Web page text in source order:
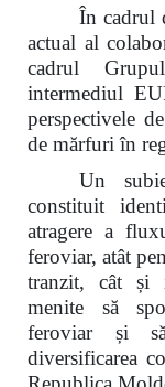
În cadrul
actual al
cadrul
intermediul
perspectivele
de mărfuri în
Un
constituit
atragere a
feroviar, atât
tranzit, cât și
menite să
feroviar și
diversificarea